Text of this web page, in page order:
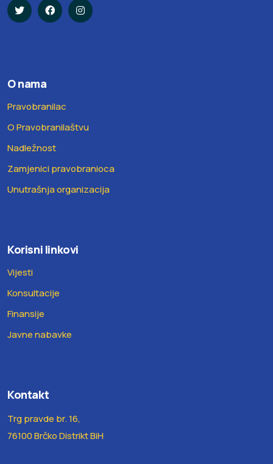
O nama
Pravobranilac
O Pravobranilaštvu
Nadležnost
Zamjenici pravobranioca
Unutrašnja organizacija
Korisni linkovi
Vijesti
Konsultacije
Finansije
Javne nabavke
Kontakt
Trg pravde br. 16,
76100 Brčko Distrikt BiH